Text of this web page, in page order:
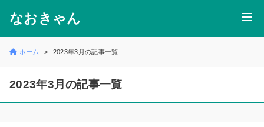
なおきゃん
ホーム 2023年3月の記事一覧
2023年3月の記事一覧